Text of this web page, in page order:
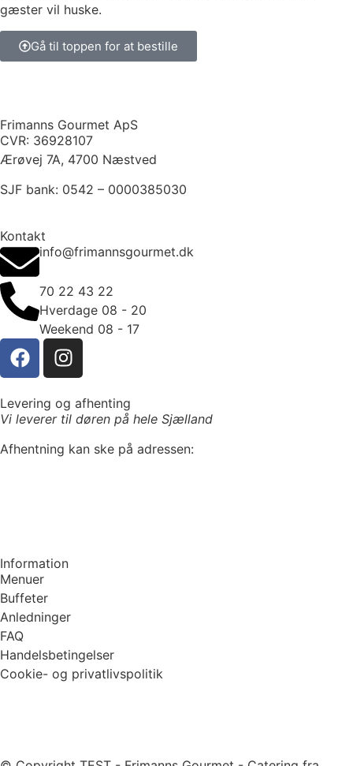
gæster vil huske.
Gå til toppen for at bestille
Frimanns Gourmet ApS
CVR: 36928107
Ærøvej 7A, 4700 Næstved
SJF bank: 0542 – 0000385030
Kontakt
info@frimannsgourmet.dk
70 22 43 22
Hverdage 08 - 20
Weekend 08 - 17
Levering og afhenting
Vi leverer til døren på hele Sjælland
Afhentning kan ske på adressen:
Information
Menuer
Buffeter
Anledninger
FAQ
Handelsbetingelser
Cookie- og privatlivspolitik